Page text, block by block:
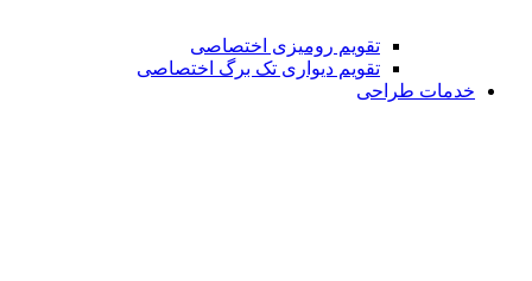
تقویم رومیزی اختصاصی
تقویم دیواری تک برگ اختصاصی
خدمات طراحی